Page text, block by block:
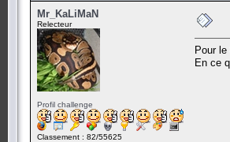
Mr_KaLiMaN
Relecteur
Profil challenge
Classement : 82/55625
Pour
En ce